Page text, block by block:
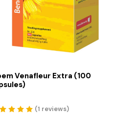
Venafleur Extra (100
(1 reviews)